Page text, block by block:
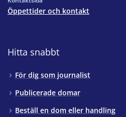
Öppettider och kontakt
Hitta snabbt
För dig som journalist
Publicerade domar
Beställ en dom eller handling